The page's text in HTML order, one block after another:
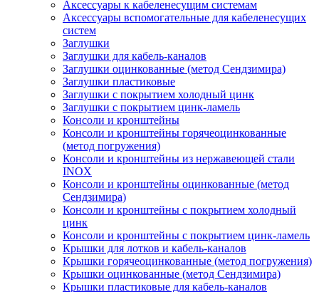
Аксессуары к кабеленесущим системам
Аксессуары вспомогательные для кабеленесущих
систем
Заглушки
Заглушки для кабель-каналов
Заглушки оцинкованные (метод Сендзимира)
Заглушки пластиковые
Заглушки с покрытием холодный цинк
Заглушки с покрытием цинк-ламель
Консоли и кронштейны
Консоли и кронштейны горячеоцинкованные
(метод погружения)
Консоли и кронштейны из нержавеющей стали
INOX
Консоли и кронштейны оцинкованные (метод
Сендзимира)
Консоли и кронштейны с покрытием холодный
цинк
Консоли и кронштейны с покрытием цинк-ламель
Крышки для лотков и кабель-каналов
Крышки горячеоцинкованные (метод погружения)
Крышки оцинкованные (метод Сендзимира)
Крышки пластиковые для кабель-каналов